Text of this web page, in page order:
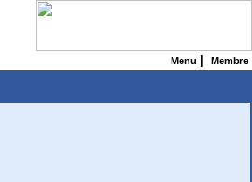
Menu Membre